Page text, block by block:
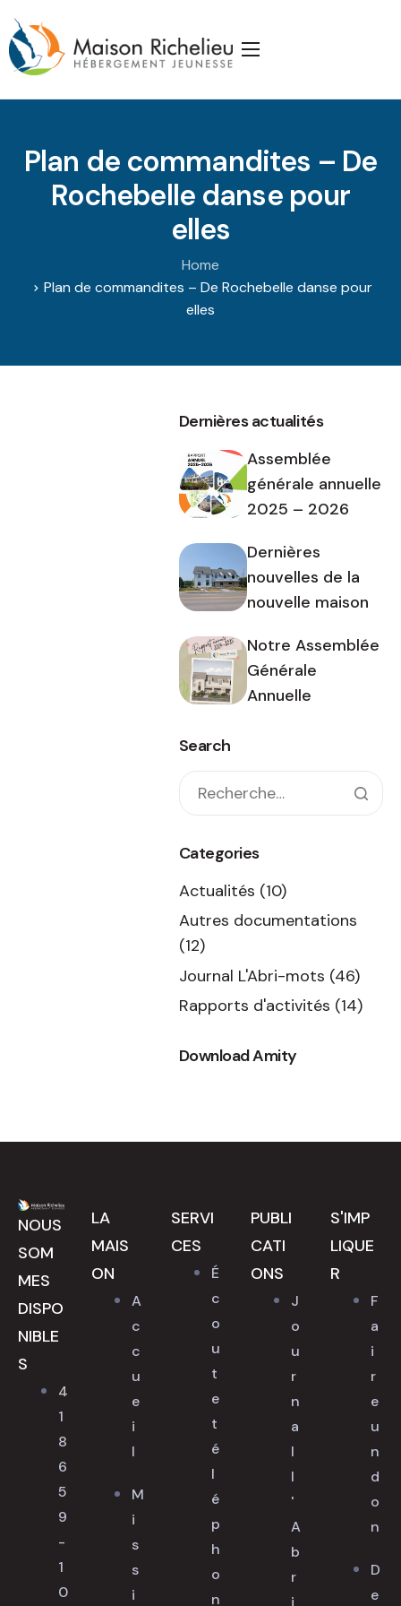
Accueil
Services
Publications
Partenaires
Plan de commandites – De
Rochebelle danse pour
elles
Home
Plan de commandites – De Rochebelle danse pour
elles
Dernières actualités
Assemblée
générale annuelle
2025 – 2026
Dernières
nouvelles de la
nouvelle maison
Notre Assemblée
Générale
Annuelle
Search
Categories
Actualités (10)
Autres documentations
(12)
Journal L'Abri-mots (46)
Rapports d'activités (14)
Download Amity
NOUS
SOM
MES
DISPO
NIBLE
S
4
1
8
6
5
9
-
1
0
LA
MAIS
ON
A
c
c
u
e
i
l
M
i
s
s
i
SERVI
CES
É
c
o
u
t
e
t
é
l
é
p
h
o
n
PUBLI
CATI
ONS
J
o
u
r
n
a
l
l
'
A
b
r
i
S'IMP
LIQUE
R
F
a
i
r
e
u
n
d
o
n
D
e